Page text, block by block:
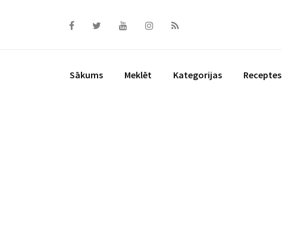
Sākums Meklēt Kategorijas Receptes